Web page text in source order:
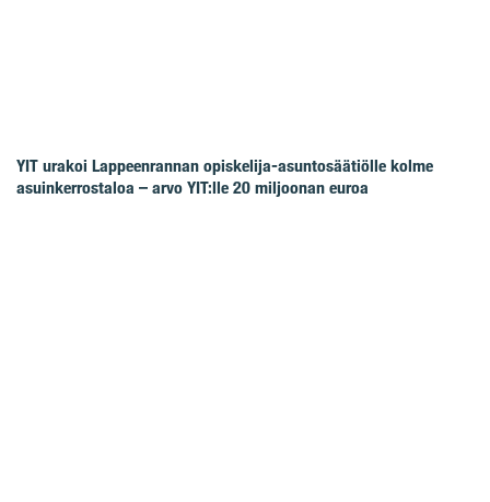
YIT urakoi Lappeenrannan opiskelija-asuntosäätiölle kolme
asuinkerrostaloa – arvo YIT:lle 20 miljoonan euroa